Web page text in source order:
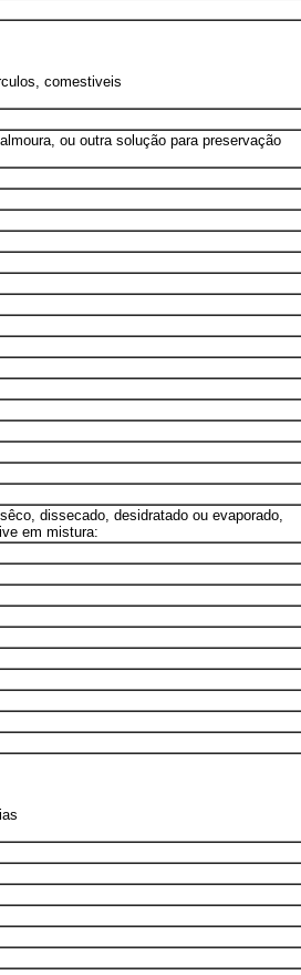
comestiveis
ou outra solução para preservação
dissecado, desidratado ou evaporado,
em mistura: